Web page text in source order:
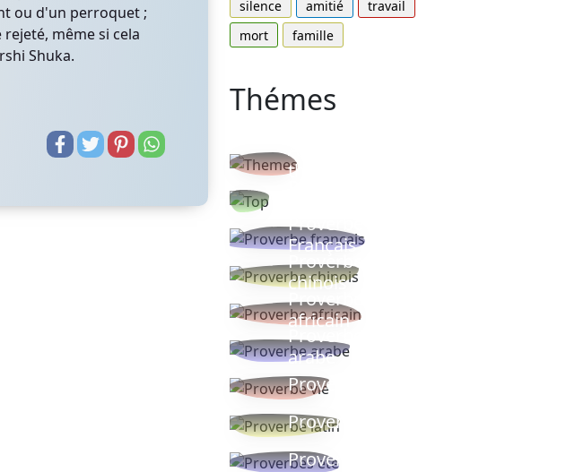
ou d'un perroquet ;
même si cela
Shuka.
silence
amitié
travail
mort
famille
Thémes
thèmes
Proverbe
Français
Proverbe
chinois
Proverbe
africain
Proverbe
arabe
Proverbe vie
Proverbe latin
Proverbes ete